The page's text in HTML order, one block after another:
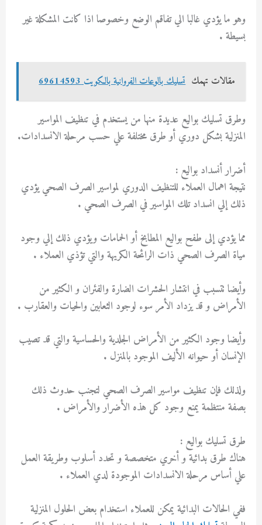
وهو ما يؤدي غالبا الي تفاقم الوضع وخصوصا اذا كانت المشكلة غير
بسيطة .
مقالات تهمك تسليك بالوعات الفروانية بالكويت 69614593
وطرق تسليك بواليع عديدة منها من يستخدم في تنظيف المواسير
المنزلية بشكل دوري أو طرق مختلفة علي حسب مرحلة الانسدادات.
أضرار أنسداد بواليع :
نتيجة اهمال العملاء للتنظيف الدوري لمواسير الصرف الصحي يؤدي
ذلك إلي انسداد تلك المواسير في الصرف الصحي .
مما يؤدي إلى طفح بواليع المطابخ أو الحمامات ويؤدي ذلك إلي وجود
مياة الصرف الصحي ذات الرائحة الكريهة والتي تؤذي العملاء .
وأيضا تتسبب في انتشار الحشرات الضارة والفئران و الكثير من
الأمراض و قد يزداد الأمر سوء لوجود الثعابين والحيات والعقارب .
وأيضا وجود الكثير من الأمراض الجلدية والحساسية والتي قد تصيب
الإنسان أو حيوانه الأليف الموجود بالمنزل .
ولذلك فإن تنظيف مواسير الصرف الصحي لتجنب حدوث ذلك
بصفة منتظمة يمنع وجود كل هذه الأضرار والأمراض .
طرق تسليك بواليع :
هناك طرق بدائية و أخري متخصصة و تحدد أسلوب وطريقة العمل
علي أساس مرحلة الانسدادات الموجودة لدي العملاء .
ففي الحالات البدائية يمكن للعملاء استخدام بعض الحلول المنزلية